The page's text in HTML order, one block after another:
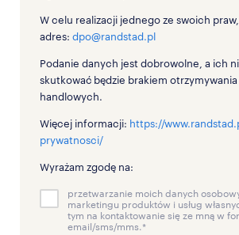
W celu realizacji jednego ze swoich
adres: dpo@randstad.pl
Podanie danych jest dobrowolne, a ich
skutkować będzie brakiem
handlowych.
Więcej informacji: https://
prywatnosci/
Wyrażam zgodę na:
przetwarzanie moich danych
marketingu produktów i usług
tym na kontaktowanie się ze mną w
email/sms/mms.*